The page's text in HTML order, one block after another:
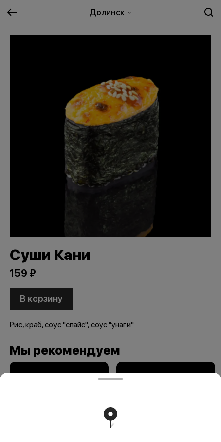
Долинск
Суши Кани
159 ₽
В корзину
Рис, краб, соус "спайс", соус "унаги"
Мы рекомендуем